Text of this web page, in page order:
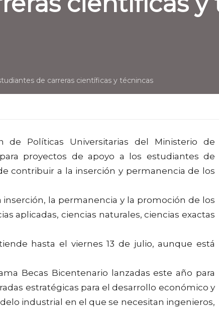
de carreras científicas y técnincas
de Políticas Universitarias del Ministerio de
proyectos de apoyo a los estudiantes de
contribuir a la inserción y permanencia de los
la permanencia y la promoción de los
aplicadas, ciencias naturales, ciencias exactas
hasta el viernes 13 de julio, aunque está
Becas Bicentenario lanzadas este año para
estratégicas para el desarrollo económico y
industrial en el que se necesitan ingenieros,